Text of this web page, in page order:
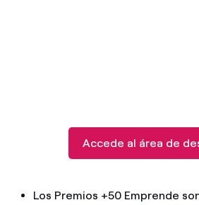
Accede al área de
Los Premios +50 Emprende